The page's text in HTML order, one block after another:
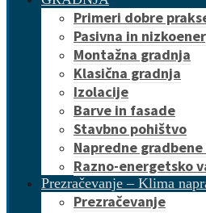
Primeri dobre
Pasivna in
Montažna gradnja
Klasična gradnja
Izolacije
Barve in fasade
Stavbno pohištvo
Napredne
Razno-energetsko
Prezračevanje – Klima
Prezračevanje